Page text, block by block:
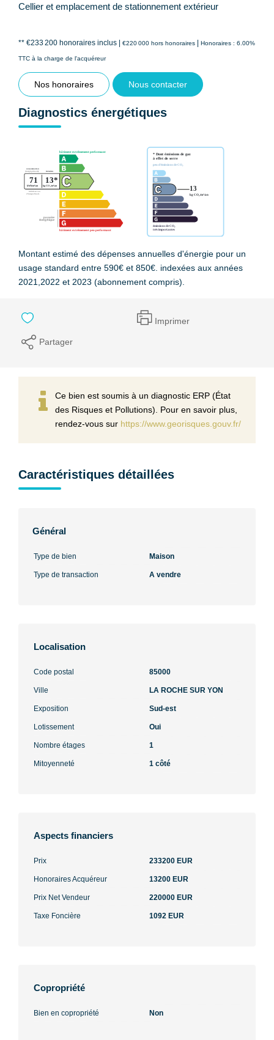
Cellier et emplacement de stationnement extérieur
** €233 200 honoraires inclus | €220 000 hors honoraires | Honoraires : 6.00%
TTC à la charge de l'acquéreur
Nos honoraires Nous contacter
Diagnostics énergétiques
Montant estimé des dépenses annuelles d'énergie pour un
usage standard entre 590€ et 850€. indexées aux années
2021,2022 et 2023 (abonnement compris).
Imprimer
Partager
Ce bien est soumis à un diagnostic ERP (État
des Risques et Pollutions). Pour en savoir plus,
rendez-vous sur https://www.georisques.gouv.fr/
Caractéristiques détaillées
Général
Type de bien Maison
Type de transaction A vendre
Localisation
Code postal 85000
Ville LA ROCHE SUR YON
Exposition Sud-est
Lotissement Oui
Nombre étages 1
Mitoyenneté 1 côté
Aspects financiers
Prix 233200 EUR
Honoraires Acquéreur 13200 EUR
Prix Net Vendeur 220000 EUR
Taxe Foncière 1092 EUR
Copropriété
Bien en copropriété Non